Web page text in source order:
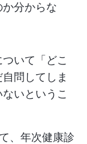
分からな
いて「どこ
問してしま
いというこ
、年次健康診